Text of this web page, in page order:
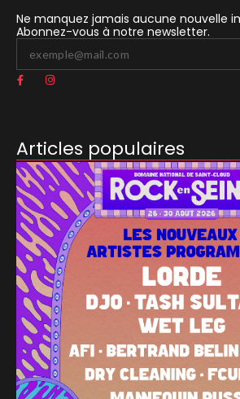
Ne manquez jamais aucune nouvelle
Abonnez-vous à notre newsletter.
Articles populaires